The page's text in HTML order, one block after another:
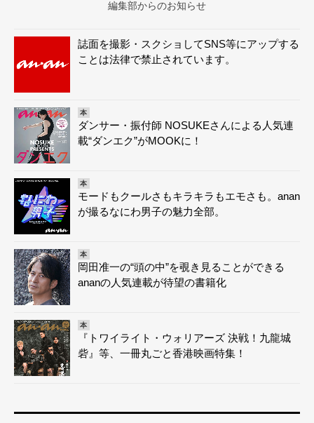
編集部からのお知らせ
誌面を撮影・スクショしてSNS等にアップする
ことは法律で禁止されています。
本
ダンサー・振付師 NOSUKEさんによる人気連
載“ダンエク”がMOOKに！
本
モードもクールさもキラキラもエモさも。anan
が撮るなにわ男子の魅力全部。
本
岡田准一の“頭の中”を覗き見ることができる
ananの人気連載が待望の書籍化
本
『トワイライト・ウォリアーズ 決戦！九龍城
砦』等、一冊丸ごと香港映画特集！